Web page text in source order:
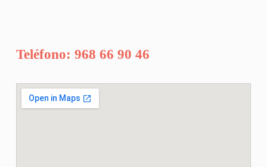
Teléfono: 968 66 90 46